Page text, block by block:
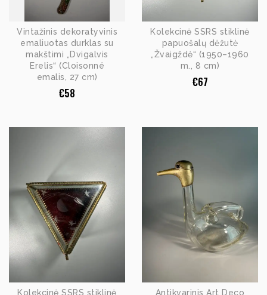
Vintažinis dekoratyvinis
emaliuotas durklas su
makštimi „Dvigalvis
Erelis“ (Cloisonné
emalis, 27 cm)
€58
Kolekcinė SSRS stiklinė
papuošalų dėžutė
„Žvaigždė“ (1950–1960
m., 8 cm)
€67
Kolekcinė SSRS stiklinė
Antikvarinis Art Deco